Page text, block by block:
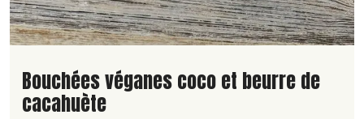
Lire la suite de la recette
Bouchées véganes coco et beurre de
cacahuète